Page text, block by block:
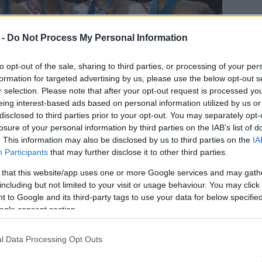
Do Not Process My Personal Information
opt-out of the sale, sharing to third parties, or processing of your
for targeted advertising by us, please use the below opt-out
selection. Please note that after your opt-out request is processed
interest-based ads based on personal information utilized by us
to third parties prior to your opt-out. You may separately
of your personal information by third parties on the IAB’s list of
This information may also be disclosed by us to third parties on the
Participants that may further disclose it to other third parties.
that this website/app uses one or more Google services and may
but not limited to your visit or usage behaviour. You may
to Google and its third-party tags to use your data for below
consent section.
Data Processing Opt Outs
ΠΙΚΟΥΛΑΣ
πρωτάθλημα για να κάνει
περήφανη.
ημέρα που στους Ολυμπιακούς αγώνες που